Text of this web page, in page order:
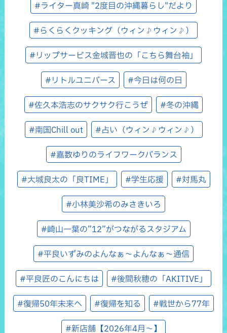
#ライター真崎 "2度目の沖縄暮らし"だより
#らくらくクッキング（ウィン♪ウィン♪）
#リップサービス金城晋也の「こちら舞台袖」
#リトルユニバース #今日は何の日
#佐久本浩志のサクサク行こうぜ #冬の沖縄
#南国Chill out #占い（ウィン♪ウィン♪）
#嘉数ゆりのライフワークバランス
#大城良太の「良TIME」 #学生応援 #対馬丸
#小林美沙希のみさきいろ
#崎山一葉の”12”がつながるスタジアム
#平良いずみのよんなぁ～よんなぁ～通信
#平良匠のこんにちは #後間秋穂の「AKITIVE」
#復帰50年未来へ #復帰を知る #戦世から77年
#新店舗【2026年4月～】